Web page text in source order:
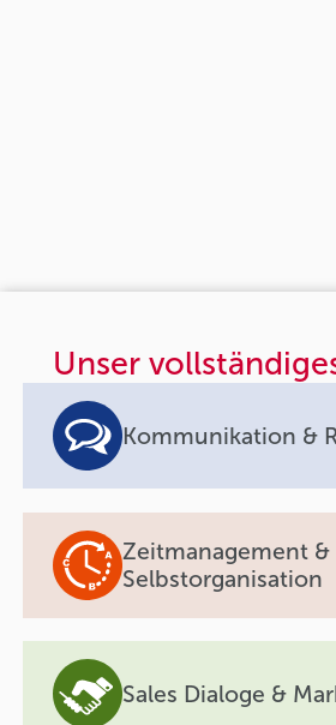
Unser
Kommunikation &
Zeitmanagement &
Selbstorganisation
Sales Dialoge &